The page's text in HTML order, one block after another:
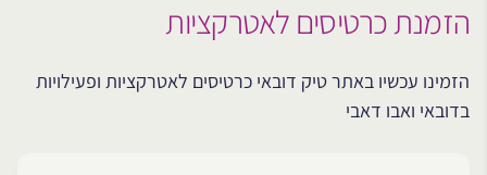
הזמנת כרטיסים לאטרקציות
הזמינו עכשיו באתר טיק דובאי כרטיסים לאטרקציות ופעילויות
בדובאי ואבו דאבי